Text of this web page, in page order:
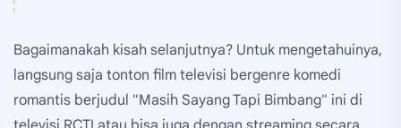
Bagaimanakah kisah selanjutnya? Untuk mengetahuinya,
langsung saja tonton film televisi bergenre komedi
romantis berjudul "Masih Sayang Tapi Bimbang" ini di